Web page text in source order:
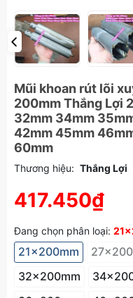
Mũi khoan rút lõi
200mm Thắng Lợi
32mm 34mm
42mm 45mm
60mm
Thương hiệu: Thắng Lợi
417.450₫
Đang chọn phân loại:
21x200mm
32x200mm